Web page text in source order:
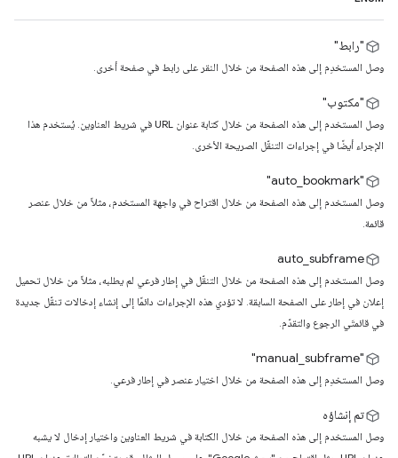
"رابط"
وصل المستخدِم إلى هذه الصفحة من خلال النقر على رابط في صفحة أخرى.
"مكتوب"
وصل المستخدم إلى هذه الصفحة من خلال كتابة عنوان URL في شريط العناوين. يُستخدم هذا
الإجراء أيضًا في إجراءات التنقّل الصريحة الأخرى.
"auto_bookmark"
وصل المستخدم إلى هذه الصفحة من خلال اقتراح في واجهة المستخدم، مثلاً من خلال عنصر
قائمة.
auto_subframe
وصل المستخدم إلى هذه الصفحة من خلال التنقّل في إطار فرعي لم يطلبه، مثلاً من خلال تحميل
إعلان في إطار على الصفحة السابقة. لا تؤدي هذه الإجراءات دائمًا إلى إنشاء إدخالات تنقّل جديدة
في قائمتَي الرجوع والتقدّم.
‏"manual_subframe"
وصل المستخدِم إلى هذه الصفحة من خلال اختيار عنصر في إطار فرعي.
تم إنشاؤه
وصل المستخدم إلى هذه الصفحة من خلال الكتابة في شريط العناوين واختيار إدخال لا يشبه